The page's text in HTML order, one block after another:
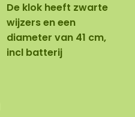
De klok heeft zwarte
wijzers en een
diameter van 41 cm,
incl batterij